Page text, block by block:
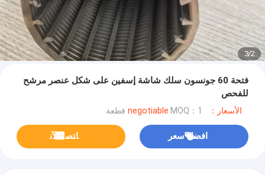
2
/
3
فتحة 60 جونسون سلك شاشة إسفين على شكل عنصر مرشح
للفحص
الأسعار：negotiable MOQ：1 قطعة
افضل سعر ﺎﺘﺼﻟ ﺍﻶﻧ